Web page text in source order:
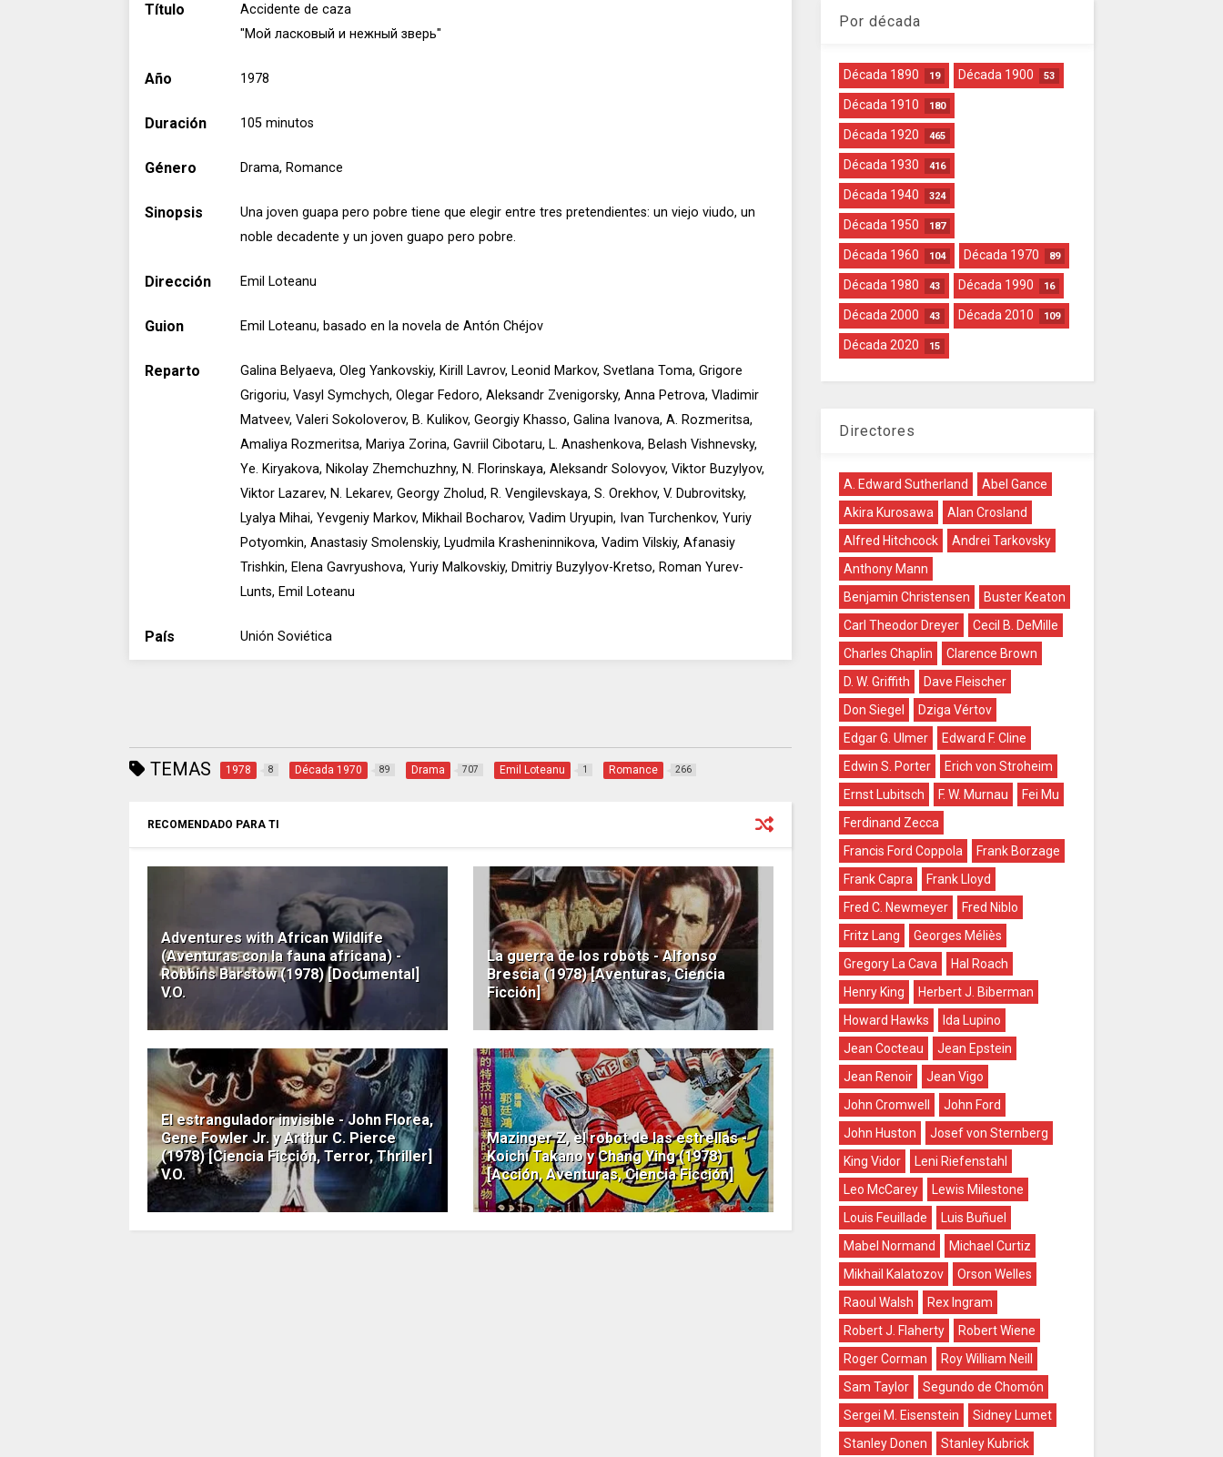
Título
Accidente de caza
"Мой ласковый и нежный зверь"
Año 1978
Duración 105 minutos
Género Drama, Romance
Sinopsis
Una joven guapa pero pobre tiene que elegir entre tres pretendientes: un viejo viudo, un
noble decadente y un joven guapo pero pobre.
Dirección Emil Loteanu
Guion Emil Loteanu, basado en la novela de Antón Chéjov
Reparto
Galina Belyaeva, Oleg Yankovskiy, Kirill Lavrov, Leonid Markov, Svetlana Toma, Grigore
Grigoriu, Vasyl Symchych, Olegar Fedoro, Aleksandr Zvenigorsky, Anna Petrova, Vladimir
Matveev, Valeri Sokoloverov, B. Kulikov, Georgiy Khasso, Galina Ivanova, A. Rozmeritsa,
Amaliya Rozmeritsa, Mariya Zorina, Gavriil Cibotaru, L. Anashenkova, Belash Vishnevsky,
Ye. Kiryakova, Nikolay Zhemchuzhny, N. Florinskaya, Aleksandr Solovyov, Viktor Buzylyov,
Viktor Lazarev, N. Lekarev, Georgy Zholud, R. Vengilevskaya, S. Orekhov, V. Dubrovitsky,
Lyalya Mihai, Yevgeniy Markov, Mikhail Bocharov, Vadim Uryupin, Ivan Turchenkov, Yuriy
Potyomkin, Anastasiy Smolenskiy, Lyudmila Krasheninnikova, Vadim Vilskiy, Afanasiy
Trishkin, Elena Gavryushova, Yuriy Malkovskiy, Dmitriy Buzylyov-Kretso, Roman Yurev-
Lunts, Emil Loteanu
País Unión Soviética
TEMAS 1978 8 Década 1970 89 Drama 707 Emil Loteanu 1 Romance 266
RECOMENDADO PARA TI
Adventures with African Wildlife
(Aventuras con la fauna africana) -
Robbins Barstow (1978) [Documental]
V.O.
La guerra de los robots - Alfonso
Brescia (1978) [Aventuras, Ciencia
Ficción]
El estrangulador invisible - John Florea,
Gene Fowler Jr. y Arthur C. Pierce
(1978) [Ciencia Ficción, Terror, Thriller]
V.O.
Mazinger Z, el robot de las estrellas -
Koichi Takano y Chang Ying (1978)
[Acción, Aventuras, Ciencia Ficción]
Por década
Década 1890 19 Década 1900 53
Década 1910 180
Década 1920 465
Década 1930 416
Década 1940 324
Década 1950 187
Década 1960 104 Década 1970 89
Década 1980 43 Década 1990 16
Década 2000 43 Década 2010 109
Década 2020 15
Directores
A. Edward Sutherland
Abel Gance
Akira Kurosawa
Alan Crosland
Alfred Hitchcock
Andrei Tarkovsky
Anthony Mann
Benjamin Christensen
Buster Keaton
Carl Theodor Dreyer
Cecil B. DeMille
Charles Chaplin
Clarence Brown
D. W. Griffith
Dave Fleischer
Don Siegel
Dziga Vértov
Edgar G. Ulmer
Edward F. Cline
Edwin S. Porter
Erich von Stroheim
Ernst Lubitsch
F. W. Murnau
Fei Mu
Ferdinand Zecca
Francis Ford Coppola
Frank Borzage
Frank Capra
Frank Lloyd
Fred C. Newmeyer
Fred Niblo
Fritz Lang
Georges Méliès
Gregory La Cava
Hal Roach
Henry King
Herbert J. Biberman
Howard Hawks
Ida Lupino
Jean Cocteau
Jean Epstein
Jean Renoir
Jean Vigo
John Cromwell
John Ford
John Huston
Josef von Sternberg
King Vidor
Leni Riefenstahl
Leo McCarey
Lewis Milestone
Louis Feuillade
Luis Buñuel
Mabel Normand
Michael Curtiz
Mikhail Kalatozov
Orson Welles
Raoul Walsh
Rex Ingram
Robert J. Flaherty
Robert Wiene
Roger Corman
Roy William Neill
Sam Taylor
Segundo de Chomón
Sergei M. Eisenstein
Sidney Lumet
Stanley Donen
Stanley Kubrick